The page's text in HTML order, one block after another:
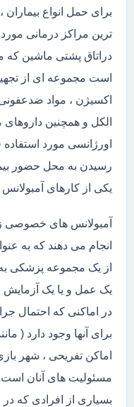
برای حمل انواع
ترین مراکز درمانی
دراتاق پشتی ماشین که
است مجموعه ای از
اکسیژن ، مواد ضدعفونی
الکل و همچنین
اورژانسی مورد استفاده
رسیدن به محل حضور
یکی از کارهای
آمبولانس های خصوصی
انجام می دهند که به
از یک مجموعه پزشکی
یک عمل و یا یک
در اماکنی که احتمال
برای آنها وجود دارد (
اماکن تفریحی ، شهر
مسئولیت های آنان
بسیاری از افرادی که